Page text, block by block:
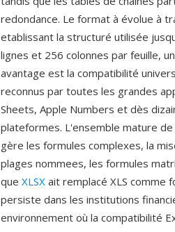
redondance. Le format à évolue à
etablissant la structuré utilisée
lignes et 256 colonnes par feuille,
avantage est la compatibilité
reconnus par toutes les grandes
Sheets, Apple Numbers et dès
plateformes. L'ensemble mature
gère les formules complexes, la
plages nommees, les formules
que XLSX ait remplacé XLS comme
persiste dans les institutions
environnement où la compatibilité